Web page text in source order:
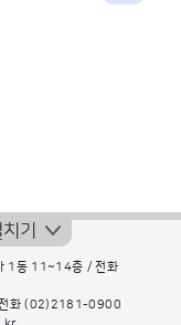
기
1동 11~14층 / 전화
화(02)2181-0900